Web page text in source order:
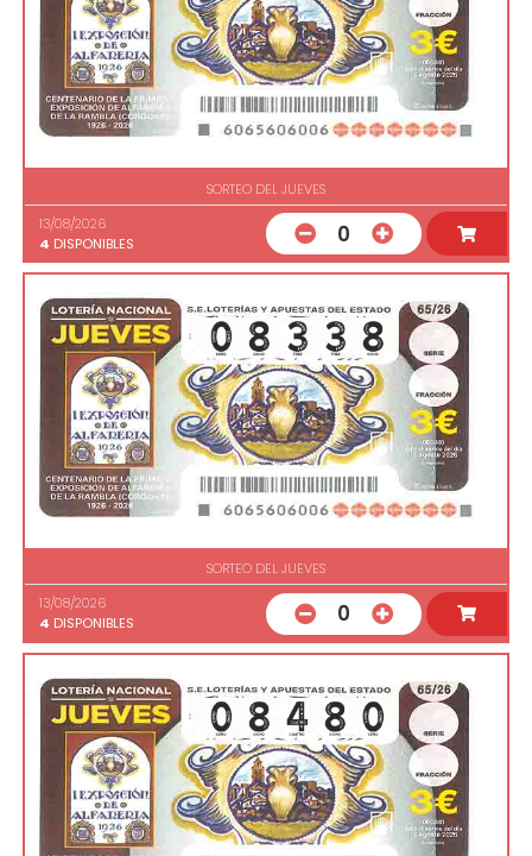
SORTEO DEL JUEVES
13/08/2026
4 DISPONIBLES 0
SORTEO DEL JUEVES
13/08/2026
4 DISPONIBLES 0